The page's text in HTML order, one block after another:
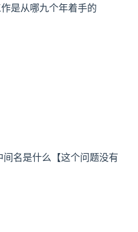
是从哪九个年着手的
间名是什么【这个问题没有